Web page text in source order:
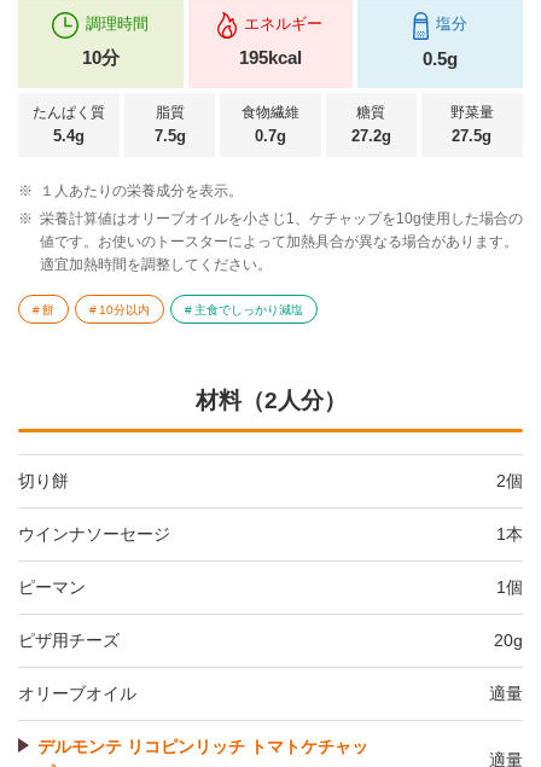
調理時間
10分
エネルギー
195kcal
塩分
0.5g
たんぱく質
5.4g
脂質
7.5g
食物繊維
0.7g
糖質
27.2g
野菜量
27.5g
※
１人あたりの栄養成分を表示。
※ 栄養計算値はオリーブオイルを小さじ1、ケチャップを10g使用した場合の
値です。お使いのトースターによって加熱具合が異なる場合があります。
適宜加熱時間を調整してください。
餅 10分以内 主食でしっかり減塩
材料（2人分）
切り餅 2個
ウインナソーセージ 1本
ピーマン 1個
ピザ用チーズ 20g
オリーブオイル 適量
デルモンテ リコピンリッチ トマトケチャッ
適量